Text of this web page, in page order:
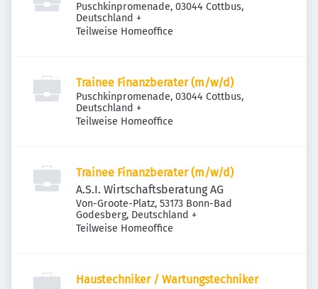
Puschkinpromenade, 03044 Cottbus,
Deutschland +
Teilweise Homeoffice
Trainee Finanzberater (m/w/d)
Puschkinpromenade, 03044 Cottbus,
Deutschland +
Teilweise Homeoffice
Trainee Finanzberater (m/w/d)
A.S.I. Wirtschaftsberatung AG
Von-Groote-Platz, 53173 Bonn-Bad
Godesberg, Deutschland +
Teilweise Homeoffice
Haustechniker / Wartungstechniker